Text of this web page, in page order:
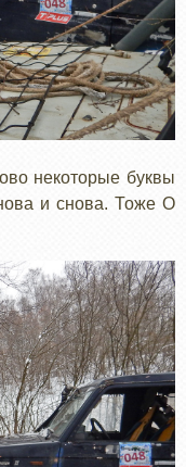
некоторые буквы
и снова. Тоже О